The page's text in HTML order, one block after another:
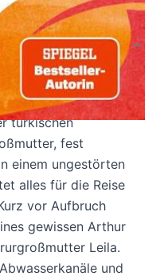
Dorf am
Ihre Heimat soll
türkischen
fest
einem ungestörten
alles für die Reise
vor Aufbruch
gewissen Arthur
Leila.
und